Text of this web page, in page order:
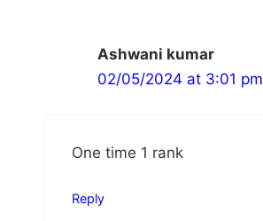
Ashwani kumar
02/05/2024 at 3:01 pm
One time 1 rank
Reply